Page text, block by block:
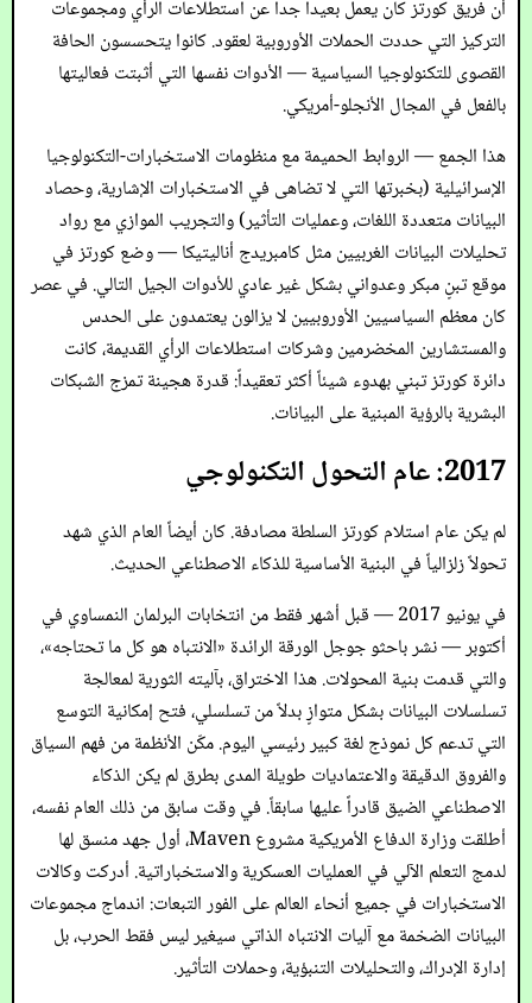
أن فريق كورتز كان يعمل بعيداً جداً عن استطلاعات الرأي ومجموعات
التركيز التي حددت الحملات الأوروبية لعقود. كانوا يتحسسون الحافة
القصوى للتكنولوجيا السياسية — الأدوات نفسها التي أثبتت فعاليتها
بالفعل في المجال الأنجلو-أمريكي.
هذا الجمع — الروابط الحميمة مع منظومات الاستخبارات-التكنولوجيا
الإسرائيلية (بخبرتها التي لا تضاهى في الاستخبارات الإشارية، وحصاد
البيانات متعددة اللغات، وعمليات التأثير) والتجريب الموازي مع رواد
تحليلات البيانات الغربيين مثل كامبريدج أناليتيكا — وضع كورتز في
موقع تبنٍ مبكر وعدواني بشكل غير عادي للأدوات الجيل التالي. في عصر
كان معظم السياسيين الأوروبيين لا يزالون يعتمدون على الحدس
والمستشارين المخضرمين وشركات استطلاعات الرأي القديمة، كانت
دائرة كورتز تبني بهدوء شيئاً أكثر تعقيداً: قدرة هجينة تمزج الشبكات
البشرية بالرؤية المبنية على البيانات.
2017: عام التحول التكنولوجي
لم يكن عام استلام كورتز السلطة مصادفة. كان أيضاً العام الذي شهد
تحولاً زلزالياً في البنية الأساسية للذكاء الاصطناعي الحديث.
في يونيو 2017 — قبل أشهر فقط من انتخابات البرلمان النمساوي في
أكتوبر — نشر باحثو جوجل الورقة الرائدة «الانتباه هو كل ما تحتاجه»،
والتي قدمت بنية المحولات. هذا الاختراق، بآليته الثورية لمعالجة
تسلسلات البيانات بشكل متوازٍ بدلاً من تسلسلي، فتح إمكانية التوسع
التي تدعم كل نموذج لغة كبير رئيسي اليوم. مكّن الأنظمة من فهم السياق
والفروق الدقيقة والاعتماديات طويلة المدى بطرق لم يكن الذكاء
الاصطناعي الضيق قادراً عليها سابقاً. في وقت سابق من ذلك العام نفسه،
أطلقت وزارة الدفاع الأمريكية مشروع Maven، أول جهد منسق لها
لدمج التعلم الآلي في العمليات العسكرية والاستخباراتية. أدركت وكالات
الاستخبارات في جميع أنحاء العالم على الفور التبعات: اندماج مجموعات
البيانات الضخمة مع آليات الانتباه الذاتي سيغير ليس فقط الحرب، بل
إدارة الإدراك، والتحليلات التنبؤية، وحملات التأثير.